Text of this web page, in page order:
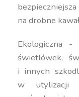
na drobne
Ekologiczna
świetlówek,
i innych
w utylizacji